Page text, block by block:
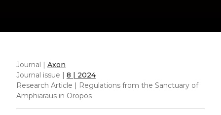
Journal | Axon
Journal issue | 8 | 2024
Research Article | Regulations from the Sanctuary of
Amphiaraus in Oropos